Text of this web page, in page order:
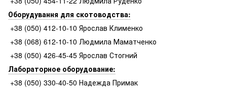
Оборудування для скотоводства:
+38 (050) 412-10-10 Ярослав Клименко
+38 (068) 612-10-10 Людмила Маматченко
+38 (050) 426-45-45 Ярослав Стогний
Лабораторное оборудование:
+38 (050) 330-40-50 Надежда Примак